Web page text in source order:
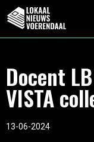
Docent
VISTA
13-06-2024